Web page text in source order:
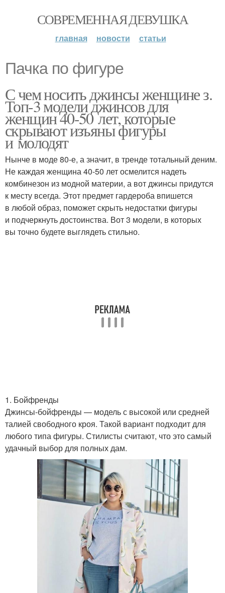
СОВРЕМЕННАЯ ДЕВУШКА
главная новости статьи
Пачка по фигуре
С чем носить джинсы женщине з.
Топ-3 модели джинсов для
женщин 40-50 лет, которые
скрывают изъяны фигуры
и молодят
Нынче в моде 80-е, а значит, в тренде тотальный деним.
Не каждая женщина 40-50 лет осмелится надеть
комбинезон из модной материи, а вот джинсы придутся
к месту всегда. Этот предмет гардероба впишется
в любой образ, поможет скрыть недостатки фигуры
и подчеркнуть достоинства. Вот 3 модели, в которых
вы точно будете выглядеть стильно.
1. Бойфренды
Джинсы-бойфренды — модель с высокой или средней
талией свободного кроя. Такой вариант подходит для
любого типа фигуры. Стилисты считают, что это самый
удачный выбор для полных дам.